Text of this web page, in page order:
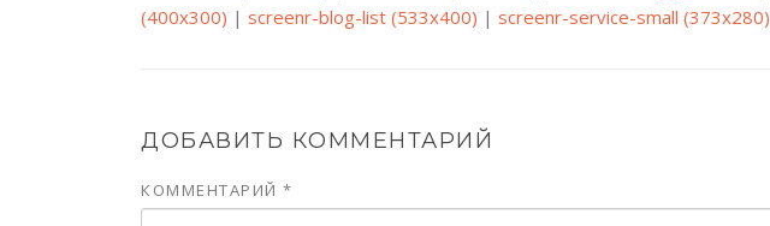
(400x300) | screenr-blog-list (533x400) | screenr-service-small (373x280)
ДОБАВИТЬ КОММЕНТАРИЙ
КОММЕНТАРИЙ *